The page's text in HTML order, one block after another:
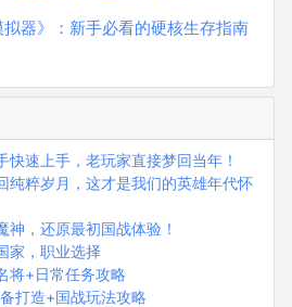
拟器》：新手必看的硬核生存指南
快速上手，老玩家直接梦回当年！
纯粹岁月，这才是我们的英雄年代怀
神，还原最初国战体验！
家，职业选择
将+日常任务攻略
打造+国战玩法攻略